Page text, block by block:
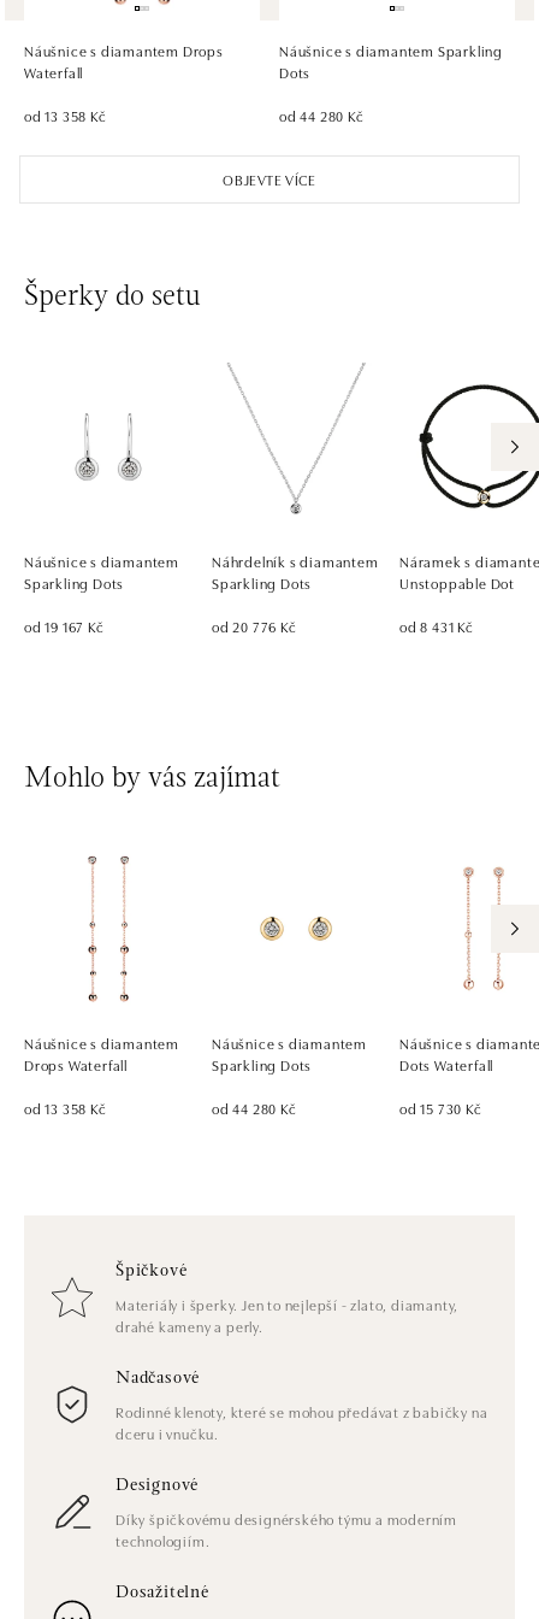
Pribinova 8, 811 09 Bratislava
dnes otevřeno od 10:00
OBJEVTE VÍCE
Náušnice s diamantem Drops
Waterfall
od 13 358 Kč
Náušnice s diamantem Sparkling
Dots
od 44 280 Kč
Šperky do setu
Náušnice s diamantem
Sparkling Dots
od 19 167 Kč
Náhrdelník s diamantem
Sparkling Dots
od 20 776 Kč
Náramek s
Unstoppable Dot
od 8 431 Kč
Mohlo by vás zajímat
Náušnice s diamantem
Drops Waterfall
od 13 358 Kč
Náušnice s diamantem
Sparkling Dots
od 44 280 Kč
Náušnice s
Dots Waterfall
od 15 730 Kč
Špičkové
Materiály i šperky. Jen to nejlepší - zlato, diamanty,
drahé kameny a perly.
Nadčasové
Rodinné klenoty, které se mohou předávat z babičky na
dceru i vnučku.
Designové
Díky špičkovému designérského týmu a moderním
technologiím.
Dosažitelné